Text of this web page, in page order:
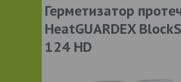
Герметизатор
HeatGUARDEX
124 HD